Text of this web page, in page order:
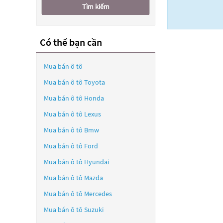
Tìm kiếm
Có thể bạn cần
Mua bán ô tô
Mua bán ô tô Toyota
Mua bán ô tô Honda
Mua bán ô tô Lexus
Mua bán ô tô Bmw
Mua bán ô tô Ford
Mua bán ô tô Hyundai
Mua bán ô tô Mazda
Mua bán ô tô Mercedes
Mua bán ô tô Suzuki